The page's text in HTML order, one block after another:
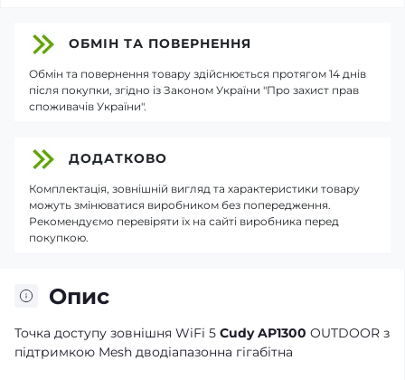
Опис
Точка доступу зовнішня WiFi 5 Cudy AP1300 OUTDOOR з
підтримкою Mesh дводіапазонна гігабітна
ОБМІН ТА ПОВЕРНЕННЯ
Обмін та повернення товару здійснюється протягом 14 днів
після покупки, згідно із Законом України "Про захист прав
споживачів України".
ДОДАТКОВО
Комплектація, зовнішній вигляд та характеристики товару
можуть змінюватися виробником без попередження.
Рекомендуємо перевіряти їх на сайті виробника перед
покупкою.